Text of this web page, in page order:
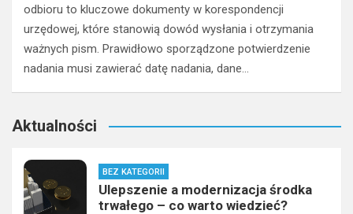
odbioru to kluczowe dokumenty w korespondencji
urzędowej, które stanowią dowód wysłania i otrzymania
ważnych pism. Prawidłowo sporządzone potwierdzenie
nadania musi zawierać datę nadania, dane…
Aktualności
BEZ KATEGORII
Ulepszenie a modernizacja środka
trwałego – co warto wiedzieć?